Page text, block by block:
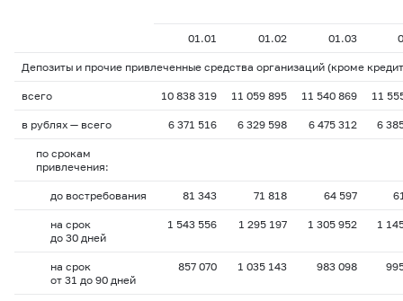
01.01 01.02 01.03
Депозиты и прочие привлеченные средства организаций (кроме
всего 10 838 319 11 059 895 11 540 869 11
в рублях — всего 6 371 516 6 329 598 6 475 312 6
по срокам
привлечения:
до востребования 81 343 71 818 64 597
на срок
до 30 дней
1 543 556 1 295 197 1 305 952 1
на срок
от 31 до 90 дней
857 070 1 035 143 983 098